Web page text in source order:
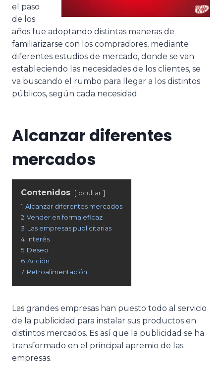
el paso
de los
años fue adoptando distintas maneras de
familiarizarse con los compradores, mediante
diferentes estudios de mercado, donde se van
estableciendo las necesidades de los clientes, se
va buscando el rumbo para llegar a los distintos
públicos, según cada necesidad.
Alcanzar diferentes
mercados
Contenidos
ocultar
1 Alcanzar diferentes mercados
2 Vender en forma eficaz
3 Las empresas publicitarias
4 Interés
5 Deseo
6 Acción
7 Retroalimentación
Las grandes empresas han puesto todo al servicio
de la publicidad para instalar sus productos en
distintos mercados. Es así que la publicidad se ha
transformado en el principal apremio de las
empresas.